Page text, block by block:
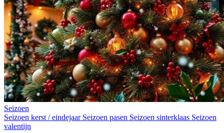
Seizoen
Seizoen kerst / eindejaar Seizoen pasen Seizoen sinterklaas Seizoen
valentijn